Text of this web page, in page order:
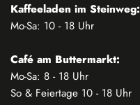
Kaffeeladen im Steinweg:
Mo-Sa: 10 - 18 Uhr
Café am Buttermarkt:
Mo-Sa: 8 - 18 Uhr
So & Feiertage 10 - 18 Uhr